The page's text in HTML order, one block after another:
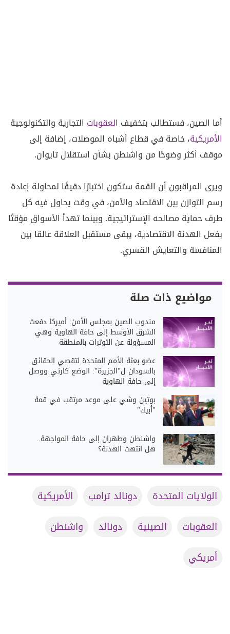
أما الصين، فستطالب بتخفيف العقوبات التجارية والتكنولوجية
الأمريكية، خاصة في قطاع أشباه الموصلات، إضافة إلى
موقف أكثر وضوحًا من واشنطن بشأن استقلال تايوان.
ويرى المراقبون أن القمة ستكون اختبارًا دقيقًا لمحاولة إعادة
رسم التوازن بين الاقتصاد والأمن، في وقت يحاول فيه كل
طرف حماية مصالحه الإستراتيجية. وبينما تهدأ الأسواق مؤقتًا
بفعل الهدنة الاقتصادية، يبقى مستقبل العلاقة عالقا بين
المنافسة والتعايش القسري.
مواضيع ذات صلة
مندوب الصين بمجلس الأمن: أميركا دفعت
الشرق الأوسط إلى حافة الهاوية وهي
المسؤولة عن التوترات بالمنطقة
عضو بعثة الأمم المتحدة لتقصي الحقائق
بالسودان ل"الجزيرة": الوضع كارثي ووصل
إلى حافة الهاوية
بوتين وشي على موعد مرتقب في قمة
"أبيك"
واشنطن وطهران إلى حافة المواجهة..
هل انتهت الهدنة؟
الولايات المتحدة دونالد ترامب
الأمريكية
العقوبات
الصينية دونالد
واشنطن
أمريكي